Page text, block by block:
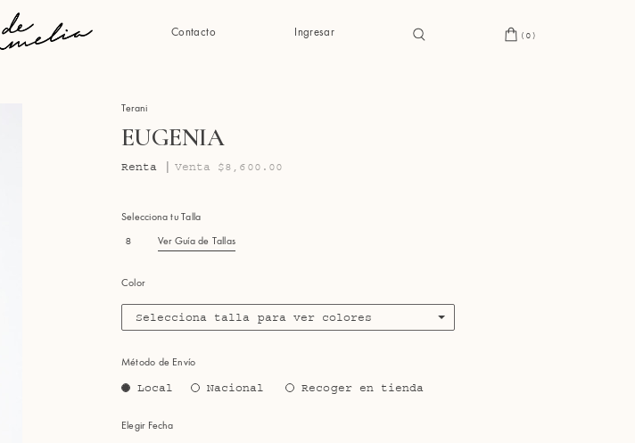
Contacto Ingresar (0)
Terani
EUGENIA
Renta | Venta $8,600.00
Selecciona tu Talla
8 Ver Guía de Tallas
Color
Selecciona talla para ver colores
Método de Envío
Local Nacional Recoger en tienda
Elegir Fecha